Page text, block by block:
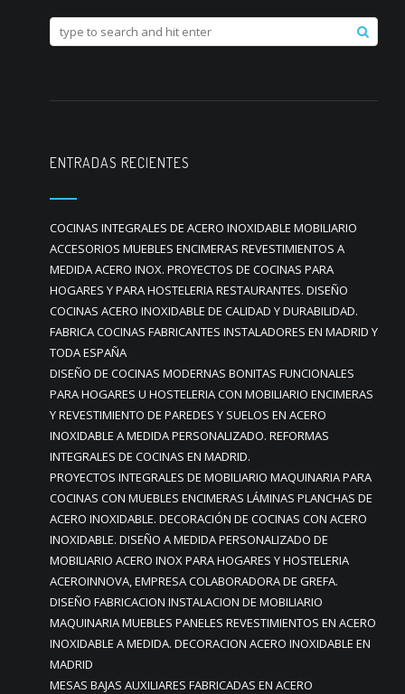
ENTRADAS RECIENTES
COCINAS INTEGRALES DE ACERO INOXIDABLE MOBILIARIO
ACCESORIOS MUEBLES ENCIMERAS REVESTIMIENTOS A
MEDIDA ACERO INOX. PROYECTOS DE COCINAS PARA
HOGARES Y PARA HOSTELERIA RESTAURANTES. DISEÑO
COCINAS ACERO INOXIDABLE DE CALIDAD Y DURABILIDAD.
FABRICA COCINAS FABRICANTES INSTALADORES EN MADRID Y
TODA ESPAÑA
DISEÑO DE COCINAS MODERNAS BONITAS FUNCIONALES
PARA HOGARES U HOSTELERIA CON MOBILIARIO ENCIMERAS
Y REVESTIMIENTO DE PAREDES Y SUELOS EN ACERO
INOXIDABLE A MEDIDA PERSONALIZADO. REFORMAS
INTEGRALES DE COCINAS EN MADRID.
PROYECTOS INTEGRALES DE MOBILIARIO MAQUINARIA PARA
COCINAS CON MUEBLES ENCIMERAS LÁMINAS PLANCHAS DE
ACERO INOXIDABLE. DECORACIÓN DE COCINAS CON ACERO
INOXIDABLE. DISEÑO A MEDIDA PERSONALIZADO DE
MOBILIARIO ACERO INOX PARA HOGARES Y HOSTELERIA
ACEROINNOVA, EMPRESA COLABORADORA DE GREFA.
DISEÑO FABRICACION INSTALACION DE MOBILIARIO
MAQUINARIA MUEBLES PANELES REVESTIMIENTOS EN ACERO
INOXIDABLE A MEDIDA. DECORACION ACERO INOXIDABLE EN
MADRID
MESAS BAJAS AUXILIARES FABRICADAS EN ACERO